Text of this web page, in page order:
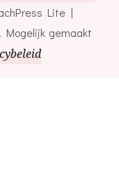
Lite |
. Mogelijk gemaakt